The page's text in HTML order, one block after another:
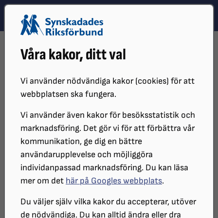
Våra kakor, ditt val
Vi använder nödvändiga kakor (cookies) för att
webbplatsen ska fungera.
Vi använder även kakor för besöksstatistik och
marknadsföring. Det gör vi för att förbättra vår
kommunikation, ge dig en bättre
användarupplevelse och möjliggöra
individanpassad marknadsföring. Du kan läsa
mer om det här på Googles webbplats.
Du väljer själv vilka kakor du accepterar, utöver
de nödvändiga. Du kan alltid ändra eller dra
Hoppa till innehåll
Hoppa till hitta snabbt
2023-08-07 - DNR 49/2023
Remissvar över betänkandet
En uppväxt fri från våld – En
nationell strategi för att
förebygga och bekämpa våld
mot barn (SOU 2022:70). DNR
S2023/00244